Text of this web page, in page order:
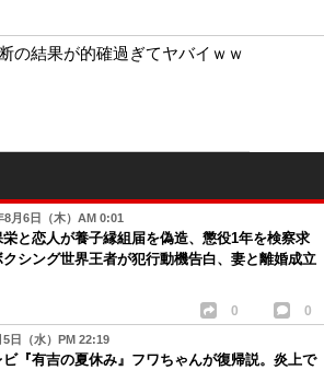
の結果が的確過ぎてヤバイｗｗ
8月6日（木）AM 0:01
と恋人が養子縁組届を偽造、懲役1年を検察求
シング世界王者が犯行動機告白、妻と離婚成立
0 0
5日（水）PM 22:19
ビ『有吉の夏休み』フワちゃんが復帰説。炎上で